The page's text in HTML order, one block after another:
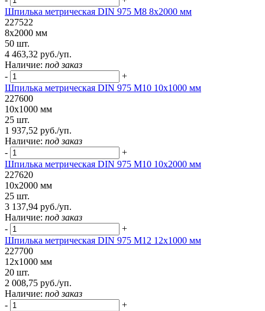
Шпилька метрическая DIN 975 М8 8х2000 мм
227522
8х2000 мм
50 шт.
4 463,32 руб./уп.
Наличие: под заказ
-
+
Шпилька метрическая DIN 975 М10 10х1000 мм
227600
10х1000 мм
25 шт.
1 937,52 руб./уп.
Наличие: под заказ
-
+
Шпилька метрическая DIN 975 М10 10х2000 мм
227620
10х2000 мм
25 шт.
3 137,94 руб./уп.
Наличие: под заказ
-
+
Шпилька метрическая DIN 975 М12 12х1000 мм
227700
12х1000 мм
20 шт.
2 008,75 руб./уп.
Наличие: под заказ
-
+